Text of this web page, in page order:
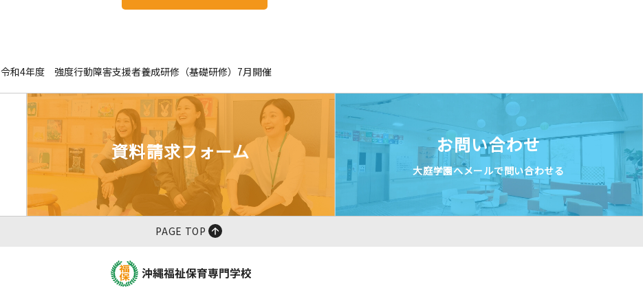
令和4年度 強度行動障害支援者養成研修（基礎研修）7月開催
資料請求フォーム お問い合わせ
大庭学園へメールで問い合わせる
PAGE TOP